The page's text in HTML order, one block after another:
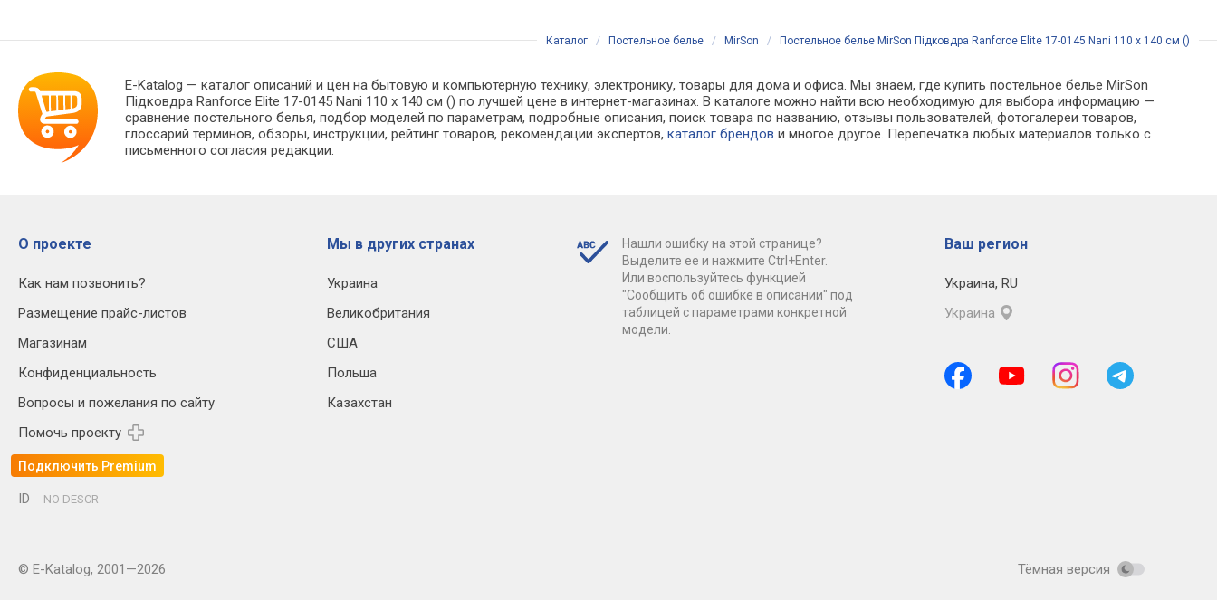
Каталог / Постельное белье / MirSon / Постельное белье MirSon Підковдра Ranforce Elite 17-0145 Nani 110 x 140 см ()
E-Katalog — каталог описаний и цен на бытовую и компьютерную технику, электронику, товары для дома и офиса. Мы знаем, где купить постельное белье MirSon
Підковдра Ranforce Elite 17-0145 Nani 110 x 140 см () по лучшей цене в интернет-магазинах. В каталоге можно найти всю необходимую для выбора информацию —
сравнение постельного белья, подбор моделей по параметрам, подробные описания, поиск товара по названию, отзывы пользователей, фотогалереи товаров,
глоссарий терминов, обзоры, инструкции, рейтинг товаров, рекомендации экспертов,каталог брендов и многое другое. Перепечатка любых материалов только с
письменного согласия редакции.
О проекте
Как нам позвонить?
Размещение прайс-листов
Магазинам
Конфиденциальность
Вопросы и пожелания по сайту
Помочь проекту
Подключить Premium
Мы в других странах
Украина
Великобритания
США
Польша
Казахстан
Нашли ошибку на этой странице?
Выделите ее и нажмите Ctrl+Enter.
Или воспользуйтесь функцией
"Сообщить об ошибке в описании" под
таблицей с параметрами конкретной
модели.
Ваш регион
Украина, RU
Украина
ID NO DESCR
© E-Katalog, 2001—2026 Тёмная версия